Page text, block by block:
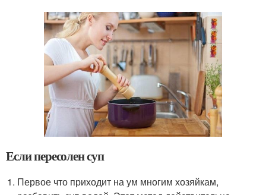
Если пересолен суп
Первое что приходит на ум многим хозяйкам,